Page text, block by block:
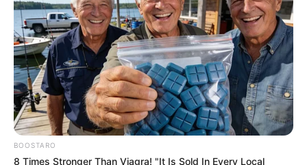
BOOSTARO
8 Times Stronger Than Viagra! "It Is Sold In Every Local